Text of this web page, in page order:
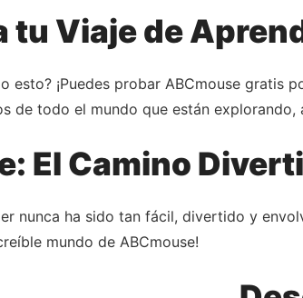
tu Viaje de
esto? ¡Puedes probar ABCmouse gratis
de todo el mundo que están
El Camino
nunca ha sido tan fácil, divertido y
mundo de ABCmouse!